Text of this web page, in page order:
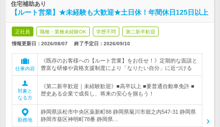
住宅補助あり
【ルート営業】★未経験も大歓迎★土日休！年間休日125日以上
正社員 職種・業種未経験OK 学歴不問 第二新卒歓迎
情報更新日：2026/08/07 終了予定日： 2026/09/10
仕事内容
《既存のお客様への【ルート営業】をお任せ！》定期的な面談と
豊富な研修や資格支援制度により「なりたい自分」に近づける
対象と
なる方
《第二新卒歓迎｜未経験歓迎》■高卒以上 ■要普通自動車免許 ■
歴史ある企業で成長し、将来の安心を掴もう！
勤務地
静岡県浜松市中央区薬新町88 静岡県菊川市堀之内547-31 静岡県
静岡市葵区神明町78番 静岡県…